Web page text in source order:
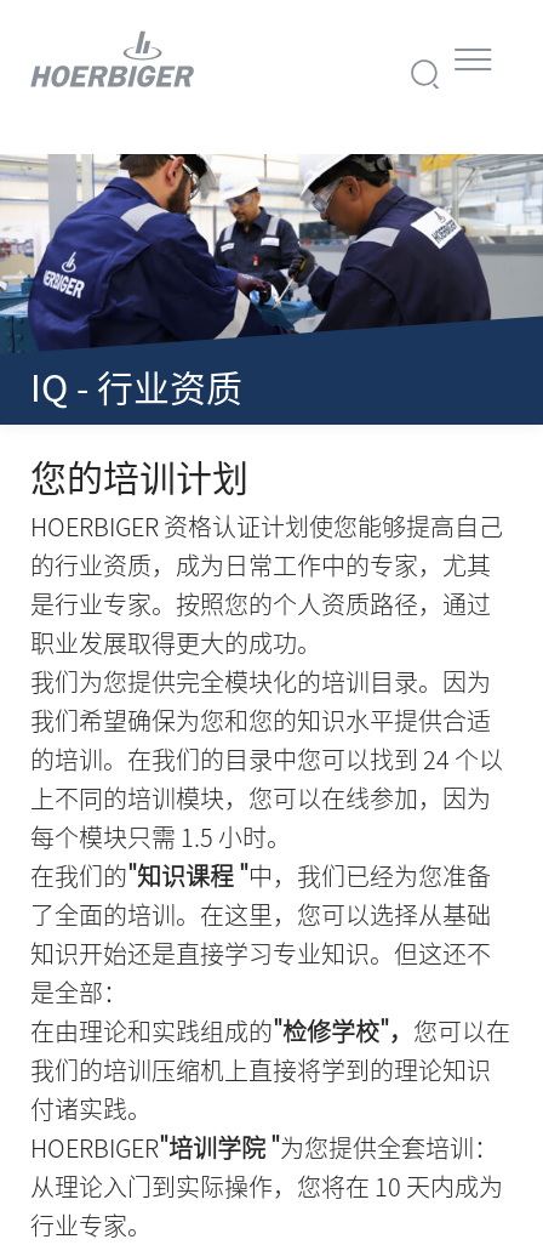
IQ - 行业资质
您的培训计划
HOERBIGER 资格认证计划使您能够提高自己
的行业资质，成为日常工作中的专家，尤其
是行业专家。按照您的个人资质路径，通过
职业发展取得更大的成功。
我们为您提供完全模块化的培训目录。因为
我们希望确保为您和您的知识水平提供合适
的培训。在我们的目录中您可以找到 24 个以
上不同的培训模块，您可以在线参加，因为
每个模块只需 1.5 小时。
在我们的"知识课程 "中，我们已经为您准备
了全面的培训。在这里，您可以选择从基础
知识开始还是直接学习专业知识。但这还不
是全部：
在由理论和实践组成的"检修学校"， 您可以在
我们的培训压缩机上直接将学到的理论知识
付诸实践。
HOERBIGER"培训学院 "为您提供全套培训：
从理论入门到实际操作，您将在 10 天内成为
行业专家。